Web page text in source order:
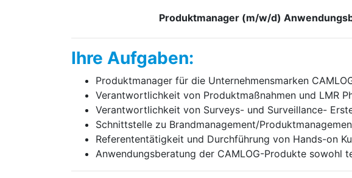
Produktmanager (m/w/d)
Ihre Aufgaben:
Produktmanager für die Unternehmensmarken
Verantwortlichkeit von Produktmaßnahmen und LMR
Verantwortlichkeit von Surveys- und Surveillance-
Schnittstelle zu Brandmanagement/
Referententätigkeit und Durchführung von Hands-on
Anwendungsberatung der CAMLOG-Produkte sowohl